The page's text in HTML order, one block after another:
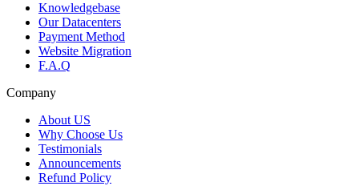
Knowledgebase
Our Datacenters
Payment Method
Website Migration
F.A.Q
Company
About US
Why Choose Us
Testimonials
Announcements
Refund Policy